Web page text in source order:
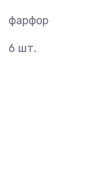
фарфор
6 шт.